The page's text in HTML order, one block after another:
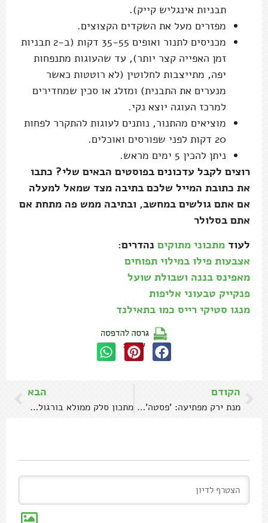
תבניות אינגליש קייק).
מפזרים מעל את השקדים הקצוצים.
מכניסים לתנור ואופים 35-55 דקות (ב-2 תבניות
זמן האפייה קצר יותר), עד שהעוגות מתנפחות
יפה, מתייצבות לחלוטין (לא רוטטות כאשר
מנערים את התבנית) ומזלג או סכין שמחדירים
למרכז העוגה יוצא נקי.
מוציאים מהתנור, נותנים לעוגות להתקרר לפחות
20 דקות לפני שפורסים ואוכלים.
ניתן להכין 5 ימים מראש.
רוצים לקבל עדכונים בפוסטים הבאים שלי? כתבו
את כתובת המייל שלכם בתיבה מצד שמאל למעלה
אם אתם גולשים במחשב, ובתיבה ממש פה מתחת אם
אתם בסלולר
לעוד מתכוני מתוקים נהדרים:
אצבעות פילו במילוי תפוחים
מאפינס בננה ושבולת שועל
פנקייק טבעוני אליפות
מנגו סטיקי רייס כמו בתאילנד
שתפו:
הקודם
מנת ירק מפתיעה: 'פסטה' קישואים עם יוגורט
הבא
מתכון סלק ממולא בורגול ועשבי תיבול